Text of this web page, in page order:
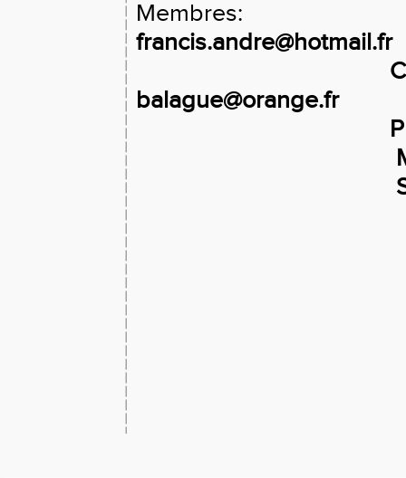
Membres:
francis.andre@hotmail.fr
balague@orange.fr